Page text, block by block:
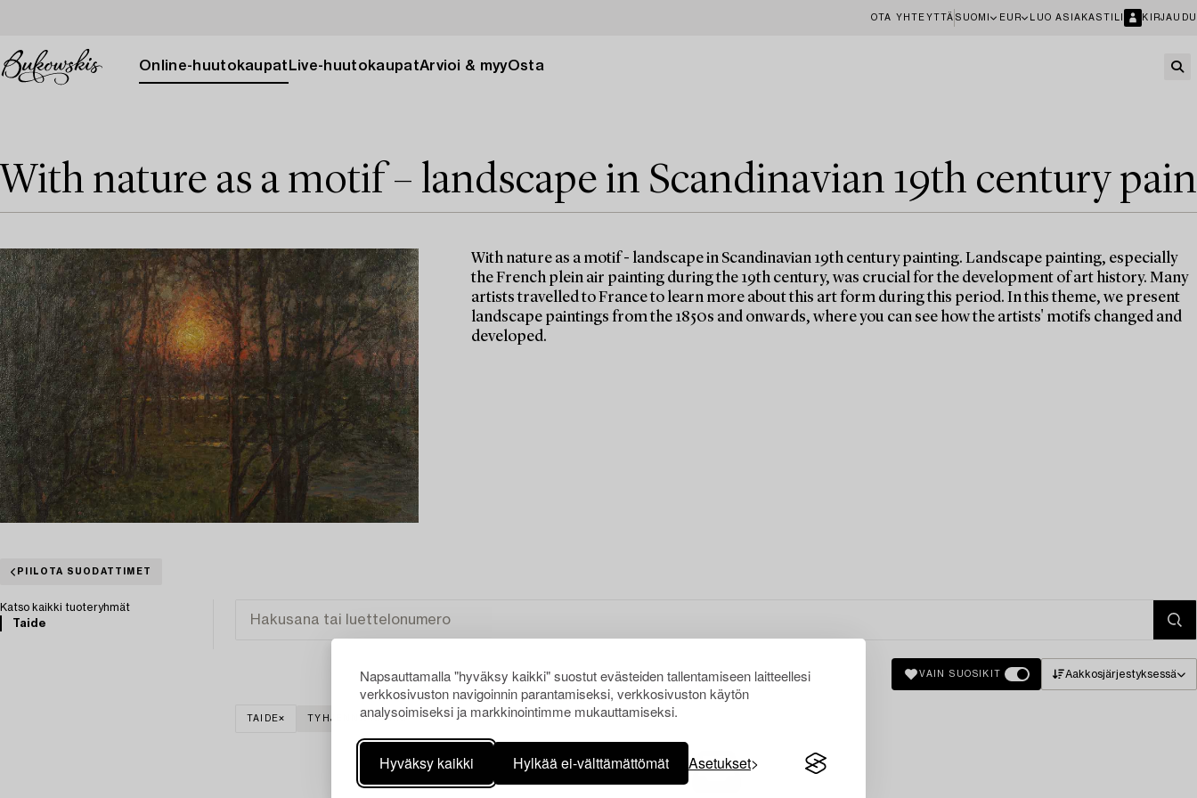
Napsauttamalla "hyväksy kaikki" suostut evästeiden tallentamiseen laitteellesi
verkkosivuston navigoinnin parantamiseksi, verkkosivuston käytön
analysoimiseksi ja markkinointimme mukauttamiseksi.
Hyväksy kaikki Hylkää ei-välttämättömät Asetukset
OTA YHTEYTTÄ SUOMI EUR LUO ASIAKASTILI KIRJAUDU
Online-huutokaupat Live-huutokaupatArvioi & myyOsta
With nature as a motif – landscape in Scandinavian 19th century
With nature as a motif - landscape in Scandinavian 19th century painting. Landscape painting, especially
the French plein air painting during the 19th century, was crucial for the development of art history. Many
artists travelled to France to learn more about this art form during this period. In this theme, we present
landscape paintings from the 1850s and onwards, where you can see how the artists' motifs changed and
developed.
PIILOTA SUODATTIMET
Katso kaikki tuoteryhmät
Taide
VAIN SUOSIKIT Aakkosjärjestyksessä
TAIDE TYHJENNÄ KAIKKI